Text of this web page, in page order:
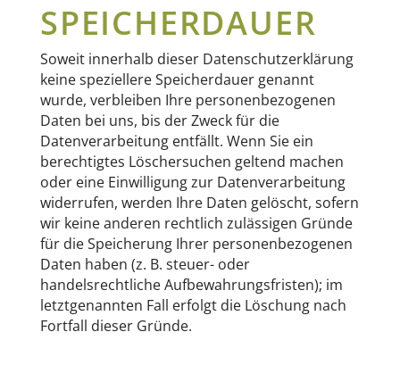
SPEICHERDAUER
Soweit innerhalb dieser Datenschutzerklärung
keine speziellere Speicherdauer genannt
wurde, verbleiben Ihre personenbezogenen
Daten bei uns, bis der Zweck für die
Datenverarbeitung entfällt. Wenn Sie ein
berechtigtes Löschersuchen geltend machen
oder eine Einwilligung zur Datenverarbeitung
widerrufen, werden Ihre Daten gelöscht, sofern
wir keine anderen rechtlich zulässigen Gründe
für die Speicherung Ihrer personenbezogenen
Daten haben (z. B. steuer- oder
handelsrechtliche Aufbewahrungsfristen); im
letztgenannten Fall erfolgt die Löschung nach
Fortfall dieser Gründe.